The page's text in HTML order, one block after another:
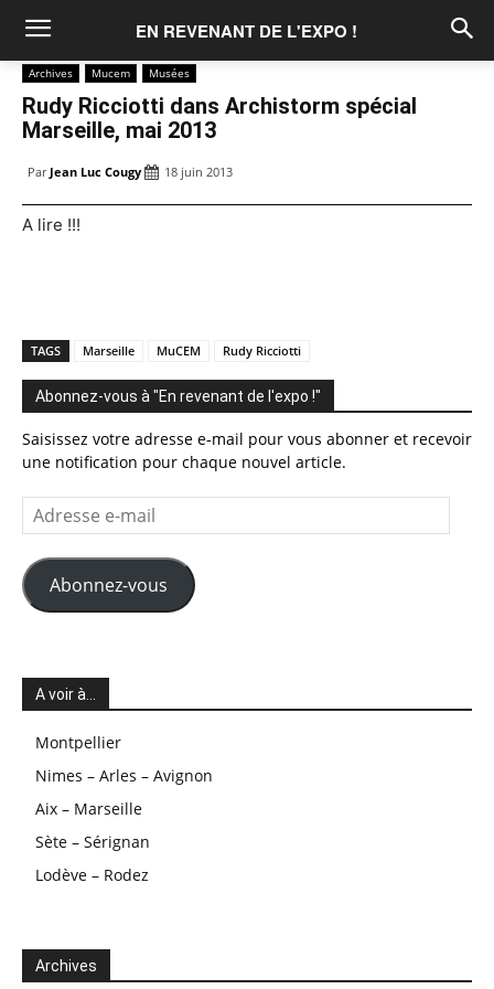
EN REVENANT DE L'EXPO !
Archives Mucem Musées
Rudy Ricciotti dans Archistorm spécial
Marseille, mai 2013
Par Jean Luc Cougy 18 juin 2013
A lire !!!
TAGS Marseille MuCEM Rudy Ricciotti
Abonnez-vous à "En revenant de l'expo !"
Saisissez votre adresse e-mail pour vous abonner et recevoir
une notification pour chaque nouvel article.
Adresse
e-
mail
Abonnez-vous
A voir à…
Montpellier
Nimes – Arles – Avignon
Aix – Marseille
Sète – Sérignan
Lodève – Rodez
Archives